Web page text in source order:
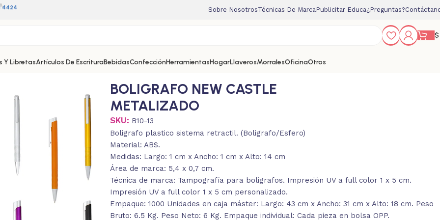
4424 Sobre NosotrosTécnicas De MarcaPublicitar Educa¿Preguntas?
$
Y LibretasArtículos De EscrituraBebidasConfecciónHerramientasHogarLlaverosMorralesOficinaOtros
BOLIGRAFO NEW CASTLE
METALIZADO
SKU: B10-13
Boligrafo plastico sistema retractil. (Boligrafo/Esfero)
Material: ABS.
Medidas: Largo: 1 cm x Ancho: 1 cm x Alto: 14 cm
Área de marca: 5,4 x 0,7 cm.
Técnica de marca: Tampografía para boligrafos. Impresión UV a full color 1 x 5 cm.
Impresión UV a full color 1 x 5 cm personalizado.
Empaque: 1000 Unidades en caja máster: Largo: 43 cm x Ancho: 31 cm x Alto: 18 cm. Peso
Bruto: 6.5 Kg. Peso Neto: 6 Kg. Empaque individual: Cada pieza en bolsa OPP.